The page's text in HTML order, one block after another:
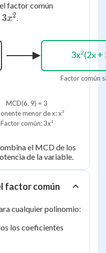
factor común
3x^2
3x2.
3x2(2x +
Factor común
MCD(6, 9) = 3
menor de x: x²
Factor común: 3x²
el MCD de los
de la variable.
factor común
cualquier polinomio:
los coeficientes